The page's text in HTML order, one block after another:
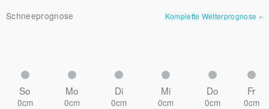
Schneeprognose
Komplette Wetterprognose »
So Mo Di Mi Do Fr
0cm 0cm 0cm 0cm 0cm 0cm